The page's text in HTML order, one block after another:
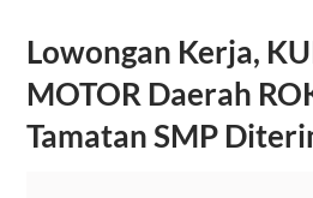
Lowongan Kerja,
MOTOR Daerah
Tamatan SMP